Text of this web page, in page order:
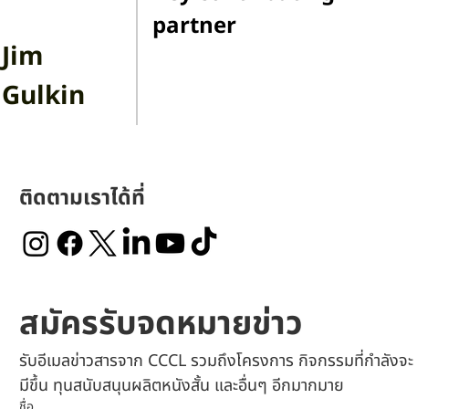
Jim
Gulkin
partner
ติดตามเราได้ที่
สมัครรับจดหมายข่าว
รับอีเมลข่าวสารจาก CCCL รวมถึงโครงการ กิจกรรมที่กำลังจะ
มีขึ้น ทุนสนับสนุนผลิตหนังสั้น และอื่นๆ อีกมากมาย